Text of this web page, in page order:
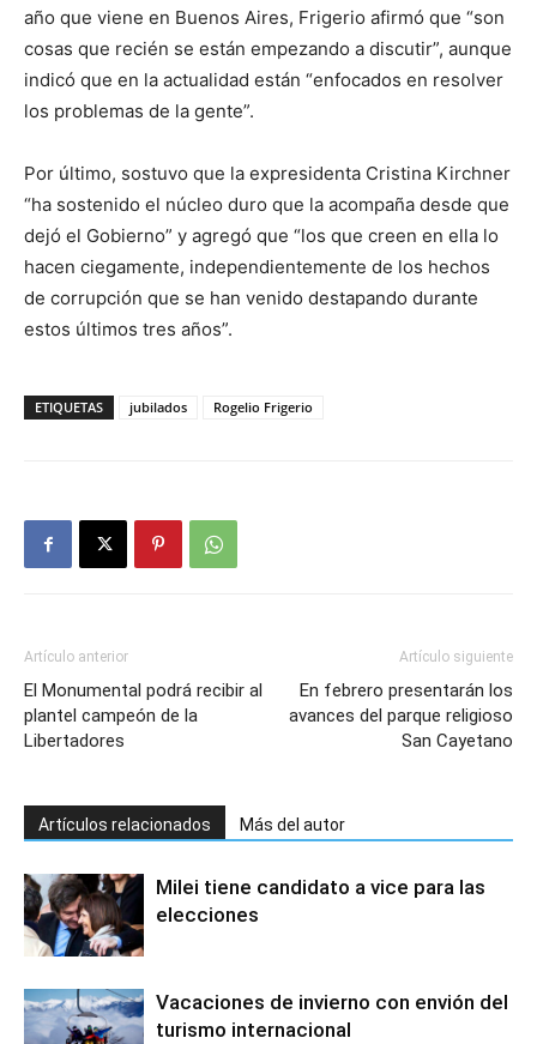
año que viene en Buenos Aires, Frigerio afirmó que “son
cosas que recién se están empezando a discutir”, aunque
indicó que en la actualidad están “enfocados en resolver
los problemas de la gente”.
Por último, sostuvo que la expresidenta Cristina Kirchner
“ha sostenido el núcleo duro que la acompaña desde que
dejó el Gobierno” y agregó que “los que creen en ella lo
hacen ciegamente, independientemente de los hechos
de corrupción que se han venido destapando durante
estos últimos tres años”.
ETIQUETAS jubilados Rogelio Frigerio
Artículo anterior
El Monumental podrá recibir al
plantel campeón de la
Libertadores
Artículo siguiente
En febrero presentarán los
avances del parque religioso
San Cayetano
Artículos relacionados Más del autor
Milei tiene candidato a vice para las
elecciones
Vacaciones de invierno con envión del
turismo internacional